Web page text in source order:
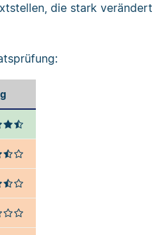
die stark verändert